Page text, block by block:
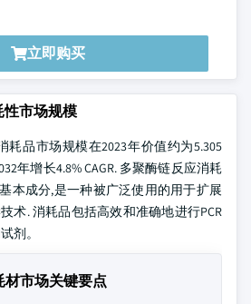
立即购买
市场规模
耗品市场规模在2023年价值约为5.305
年增长4.8% CAGR. 多聚酶链反应消耗
本成分,是一种被广泛使用的用于扩展
术. 消耗品包括高效和准确地进行PCR
剂。
市场关键要点